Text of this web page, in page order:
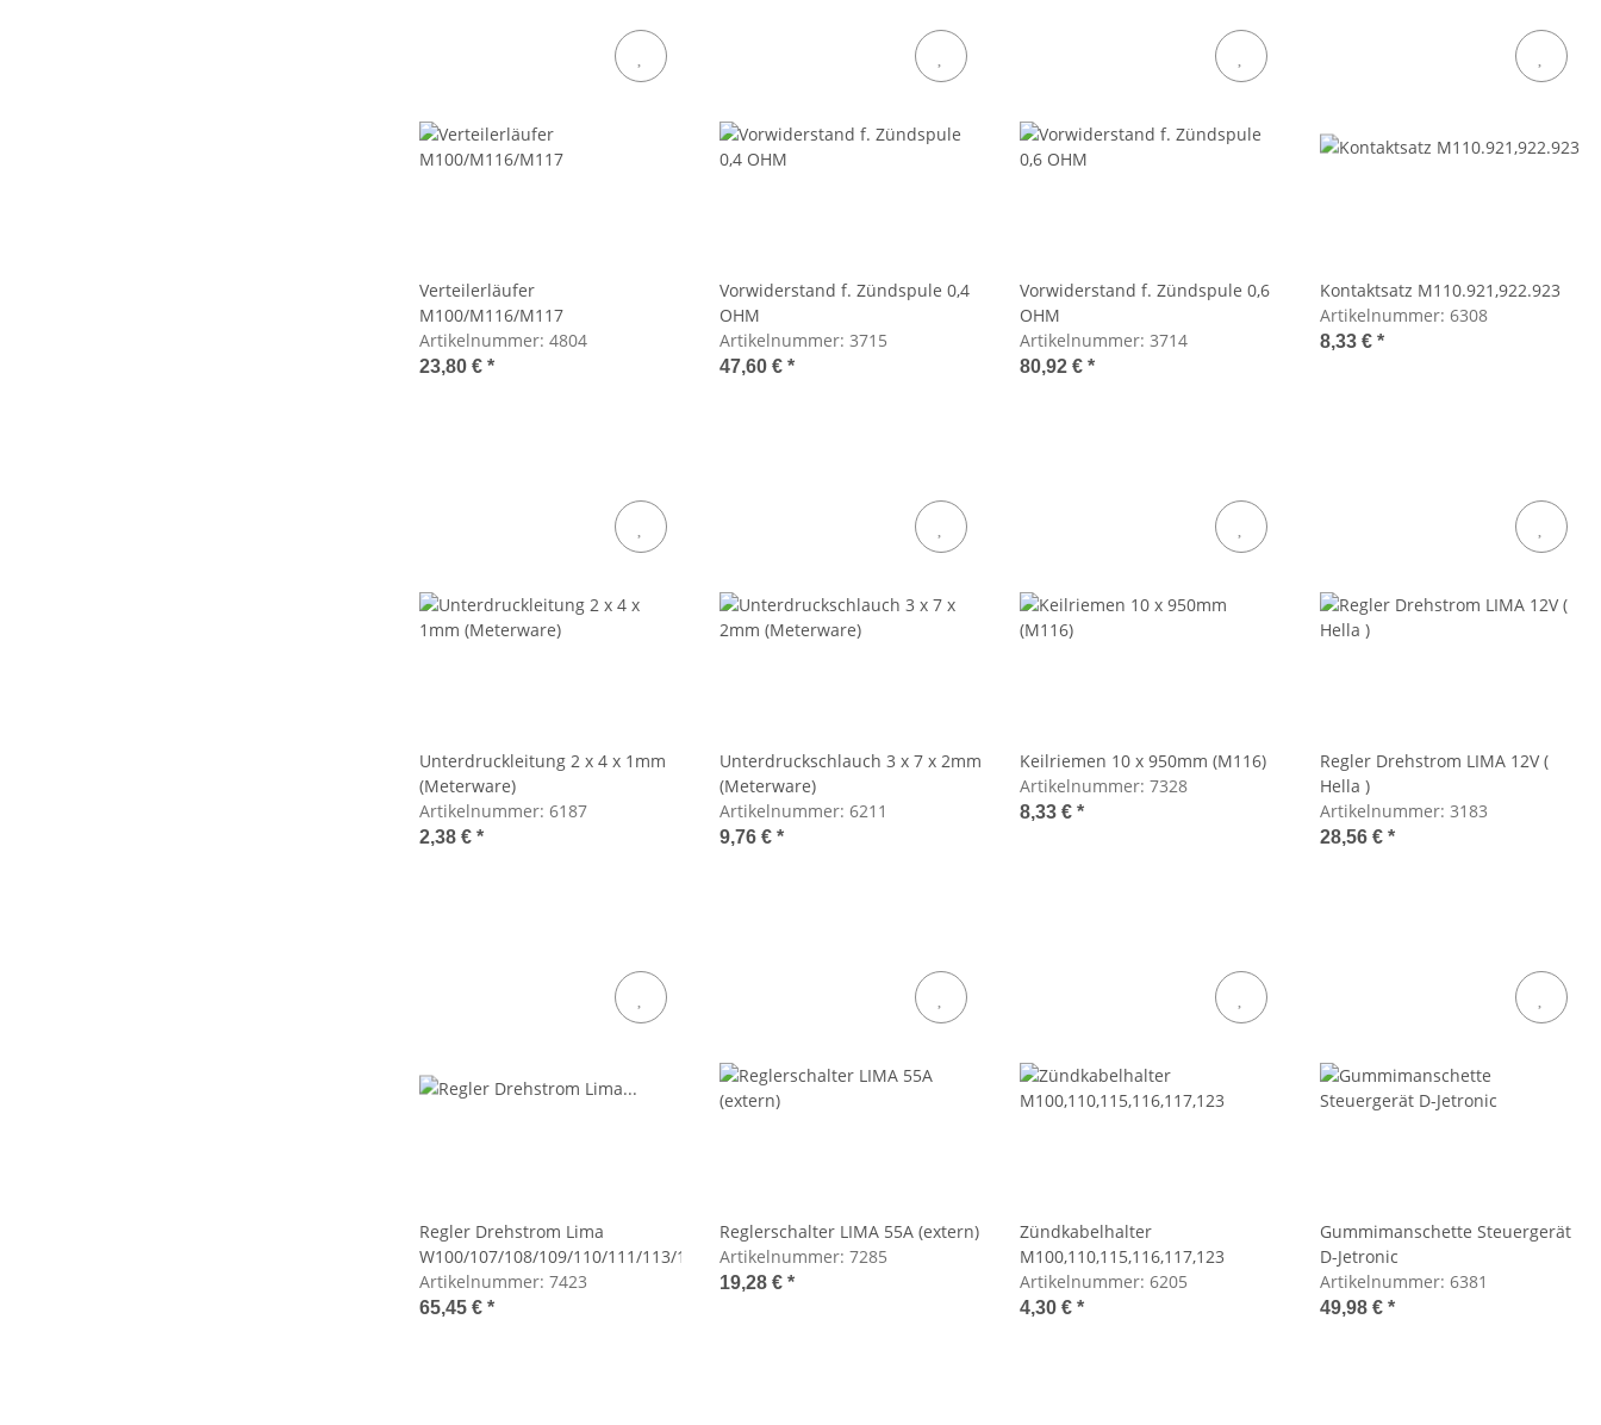
Verteilerläufer
M100/M116/M117
Artikelnummer: 4804
23,80 € *
Vorwiderstand f. Zündspule 0,4
OHM
Artikelnummer: 3715
47,60 € *
Vorwiderstand f. Zündspule 0,6
OHM
Artikelnummer: 3714
80,92 € *
Kontaktsatz M110.921,922.923
Artikelnummer: 6308
8,33 € *
Unterdruckleitung 2 x 4 x 1mm
(Meterware)
Artikelnummer: 6187
2,38 € *
Unterdruckschlauch 3 x 7 x 2mm
(Meterware)
Artikelnummer: 6211
9,76 € *
Keilriemen 10 x 950mm (M116)
Artikelnummer: 7328
8,33 € *
Regler Drehstrom LIMA 12V (
Hella )
Artikelnummer: 3183
28,56 € *
Regler Drehstrom Lima
W100/107/108/109/110/111/113/114/115/116
Artikelnummer: 7423
65,45 € *
Reglerschalter LIMA 55A (extern)
Artikelnummer: 7285
19,28 € *
Zündkabelhalter
M100,110,115,116,117,123
Artikelnummer: 6205
4,30 € *
Gummimanschette Steuergerät
D-Jetronic
Artikelnummer: 6381
49,98 € *